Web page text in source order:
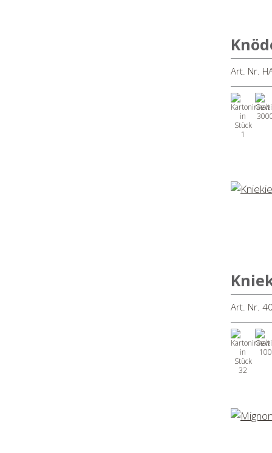
Art. Nr.
1
Art. Nr.
32